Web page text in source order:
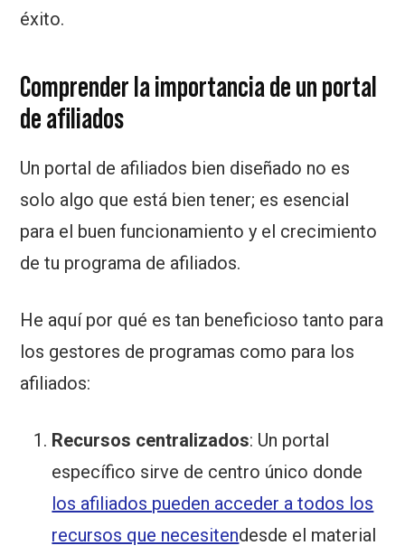
éxito.
Comprender la importancia de un portal
de afiliados
Un portal de afiliados bien diseñado no es
solo algo que está bien tener; es esencial
para el buen funcionamiento y el crecimiento
de tu programa de afiliados.
He aquí por qué es tan beneficioso tanto para
los gestores de programas como para los
afiliados:
Recursos centralizados: Un portal
específico sirve de centro único donde
los afiliados pueden acceder a todos los
recursos que necesitendesde el material